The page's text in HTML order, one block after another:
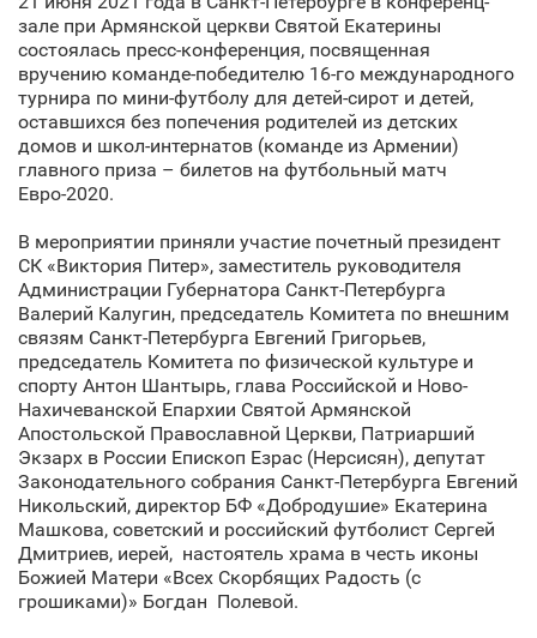
зале при Армянской церкви Святой Екатерины
состоялась пресс-конференция, посвященная
вручению команде-победителю 16-го международного
турнира по мини-футболу для детей-сирот и детей,
оставшихся без попечения родителей из детских
домов и школ-интернатов (команде из Армении)
главного приза – билетов на футбольный матч
Евро-2020.
В мероприятии приняли участие почетный президент
СК «Виктория Питер», заместитель руководителя
Администрации Губернатора Санкт‑Петербурга
Валерий Калугин, председатель Комитета по внешним
связям Санкт‑Петербурга Евгений Григорьев,
председатель Комитета по физической культуре и
спорту Антон Шантырь, глава Российской и Ново-
Нахичеванской Епархии Святой Армянской
Апостольской Православной Церкви, Патриарший
Экзарх в России Епископ Езрас (Нерсисян), депутат
Законодательного собрания Санкт‑Петербурга Евгений
Никольский, директор БФ «Добродушие» Екатерина
Машкова, советский и российский футболист Сергей
Дмитриев, иерей, настоятель храма в честь иконы
Божией Матери «Всех Скорбящих Радость (с
грошиками)» Богдан Полевой.